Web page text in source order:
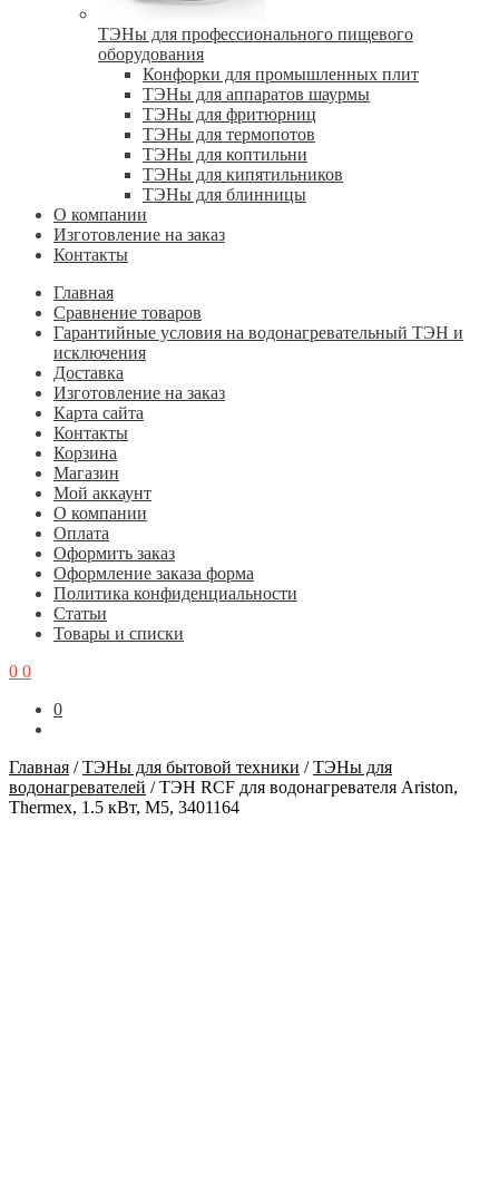
ТЭНы для профессионального пищевого
оборудования
Конфорки для промышленных плит
ТЭНы для аппаратов шаурмы
ТЭНы для фритюрниц
ТЭНы для термопотов
ТЭНы для коптильни
ТЭНы для кипятильников
ТЭНы для блинницы
О компании
Изготовление на заказ
Контакты
Главная
Cравнение товаров
Гарантийные условия на водонагревательный ТЭН и
исключения
Доставка
Изготовление на заказ
Карта сайта
Контакты
Корзина
Магазин
Мой аккаунт
О компании
Оплата
Оформить заказ
Оформление заказа форма
Политика конфиденциальности
Статьи
Товары и списки
0 0
0
Главная /ТЭНы для бытовой техники /ТЭНы для
водонагревателей /ТЭН RCF для водонагревателя Ariston,
Thermex, 1.5 кВт, М5, 3401164